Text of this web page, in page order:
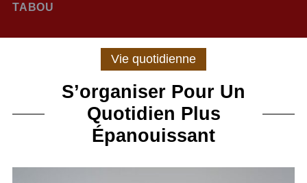
TABOU
Vie quotidienne
S’organiser Pour Un
Quotidien Plus
Épanouissant